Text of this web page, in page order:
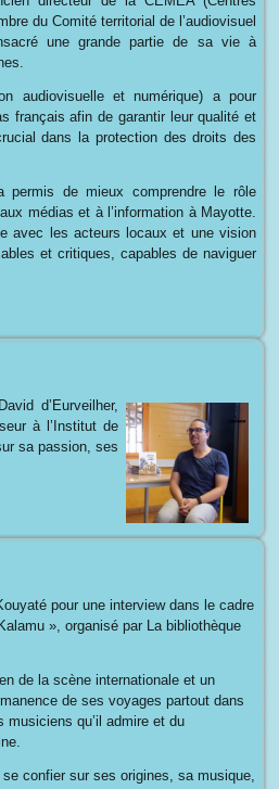
du Comité territorial de l’audiovisuel
une grande partie de sa vie à
audiovisuelle et numérique) a pour
français afin de garantir leur qualité et
dans la protection des droits des
permis de mieux comprendre le rôle
médias et à l’information à Mayotte.
avec les acteurs locaux et une vision
et critiques, capables de naviguer
d’Eurveilher,
à l’Institut de
sa passion, ses
pour une interview dans le cadre
», organisé par La bibliothèque
de la scène internationale et un
de ses voyages partout dans
qu’il admire et du
confier sur ses origines, sa musique,